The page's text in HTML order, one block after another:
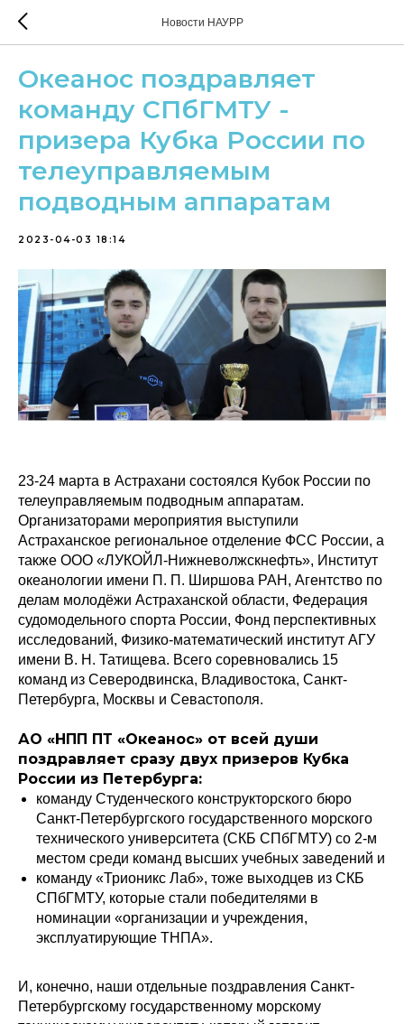
Новости НАУРР
Океанос поздравляет
команду СПбГМТУ -
призера Кубка России по
телеуправляемым
подводным аппаратам
2023-04-03 18:14
23-24 марта в Астрахани состоялся Кубок России по
телеуправляемым подводным аппаратам.
Организаторами мероприятия выступили
Астраханское региональное отделение ФСС России, а
также ООО «ЛУКОЙЛ-Нижневолжскнефть», Институт
океанологии имени П. П. Ширшова РАН, Агентство по
делам молодёжи Астраханской области, Федерация
судомодельного спорта России, Фонд перспективных
исследований, Физико-математический институт АГУ
имени В. Н. Татищева. Всего соревновались 15
команд из Северодвинска, Владивостока, Санкт-
Петербурга, Москвы и Севастополя.
АО «НПП ПТ «Океанос» от всей души
поздравляет сразу двух призеров Кубка
России из Петербурга:
команду Студенческого конструкторского бюро
Санкт-Петербургского государственного морского
технического университета (СКБ СПбГМТУ) со 2-м
местом среди команд высших учебных заведений и
команду «Трионикс Лаб», тоже выходцев из СКБ
СПбГМТУ, которые стали победителями в
номинации «организации и учреждения,
эксплуатирующие ТНПА».
И, конечно, наши отдельные поздравления Санкт-
Петербургскому государственному морскому